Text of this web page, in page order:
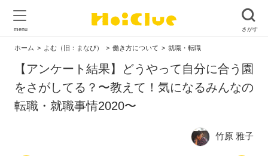
ホーム よむ（旧：まなび） 働き方について 就職・転職
【アンケート結果】どうやって自分に合う園
をさがしてる？〜教えて！気になるみんなの
転職・就職事情2020〜
竹原 雅子